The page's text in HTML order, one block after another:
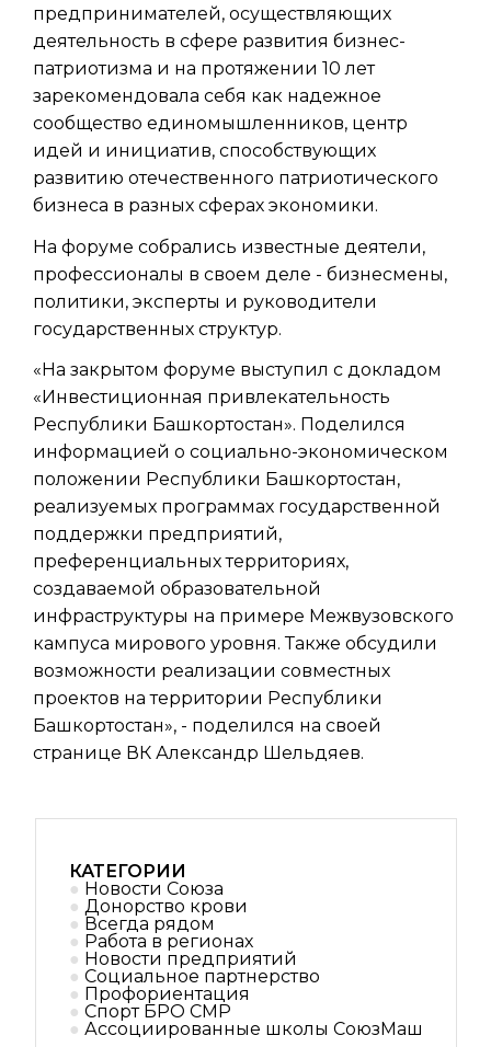
предпринимателей, осуществляющих
деятельность в сфере развития бизнес-
патриотизма и на протяжении 10 лет
зарекомендовала себя как надежное
сообщество единомышленников, центр
идей и инициатив, способствующих
развитию отечественного патриотического
бизнеса в разных сферах экономики.
На форуме собрались известные деятели,
профессионалы в своем деле - бизнесмены,
политики, эксперты и руководители
государственных структур.
«На закрытом форуме выступил с докладом
«Инвестиционная привлекательность
Республики Башкортостан». Поделился
информацией о социально-экономическом
положении Республики Башкортостан,
реализуемых программах государственной
поддержки предприятий,
преференциальных территориях,
создаваемой образовательной
инфраструктуры на примере Межвузовского
кампуса мирового уровня. Также обсудили
возможности реализации совместных
проектов на территории Республики
Башкортостан», - поделился на своей
странице ВК Александр Шельдяев.
КАТЕГОРИИ
Новости Союза
Донорство крови
Всегда рядом
Работа в регионах
Новости предприятий
Социальное партнерствo
Профориентация
Спорт БРО СМР
Ассоциированные школы СоюзМаш